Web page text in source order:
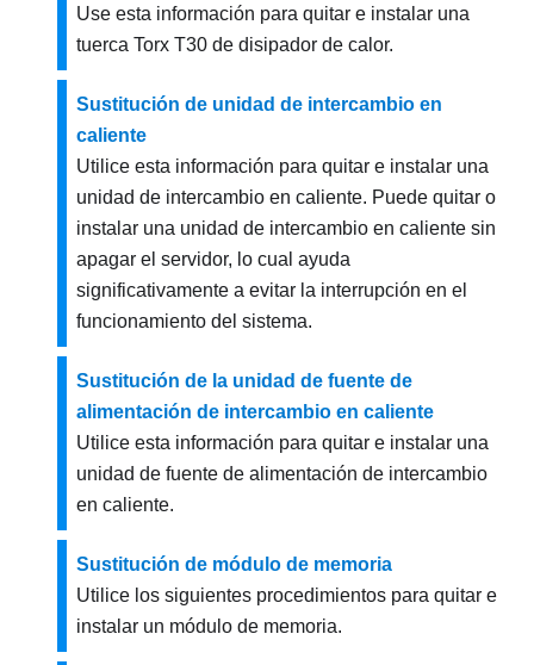
Use esta información para quitar e instalar una
tuerca Torx T30 de disipador de calor.
Sustitución de unidad de intercambio en
caliente
Utilice esta información para quitar e instalar una
unidad de intercambio en caliente. Puede quitar o
instalar una unidad de intercambio en caliente sin
apagar el servidor, lo cual ayuda
significativamente a evitar la interrupción en el
funcionamiento del sistema.
Sustitución de la unidad de fuente de
alimentación de intercambio en caliente
Utilice esta información para quitar e instalar una
unidad de fuente de alimentación de intercambio
en caliente.
Sustitución de módulo de memoria
Utilice los siguientes procedimientos para quitar e
instalar un módulo de memoria.